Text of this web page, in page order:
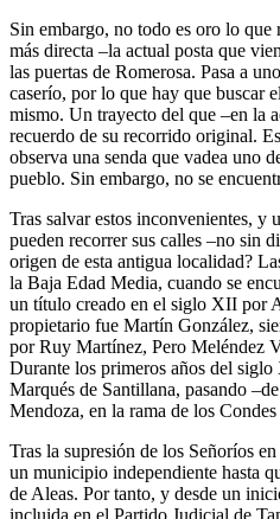
Sin embargo, no todo es oro lo
más directa –la actual posta que
las puertas de Romerosa. Pasa a
caserío, por lo que hay que buscar
mismo. Un trayecto del que –en la
recuerdo de su recorrido original.
observa una senda que vadea uno
pueblo. Sin embargo, no se
Tras salvar estos inconvenientes, y
pueden recorrer sus calles –no sin
origen de esta antigua localidad?
la Baja Edad Media, cuando se
un título creado en el siglo XII por
propietario fue Martín González,
por Ruy Martínez, Pero Meléndez
Durante los primeros años del
Marqués de Santillana, pasando
Mendoza, en la rama de los
Tras la supresión de los Señoríos
un municipio independiente hasta
de Aleas. Por tanto, y desde un
incluida en el Partido Judicial de